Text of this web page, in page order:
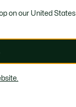
on our United States